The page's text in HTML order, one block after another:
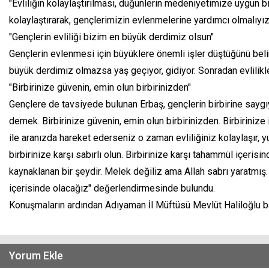
"Evliliğin kolaylaştırılması, düğünlerin medeniyetimize
kolaylaştırarak, gençlerimizin evlenmelerine yardımcı
"Gençlerin evliliği bizim en büyük derdimiz olsun"
Gençlerin evlenmesi için büyüklere önemli işler düştüğünü
büyük derdimiz olmazsa yaş geçiyor, gidiyor. Sonradan
"Birbirinize güvenin, emin olun birbirinizden"
Gençlere de tavsiyede bulunan Erbaş, gençlerin birbirine
demek. Birbirinize güvenin, emin olun birbirinizden. Birbirinize
ile aranızda hareket ederseniz o zaman evliliğiniz kolaylaşır,
birbirinize karşı sabırlı olun. Birbirinize karşı tahammül
kaynaklanan bir şeydir. Melek değiliz ama Allah sabrı
içerisinde olacağız" değerlendirmesinde bulundu.
Konuşmaların ardından Adıyaman İl Müftüsü Mevlüt Haliloğlu
Yorum Ekle